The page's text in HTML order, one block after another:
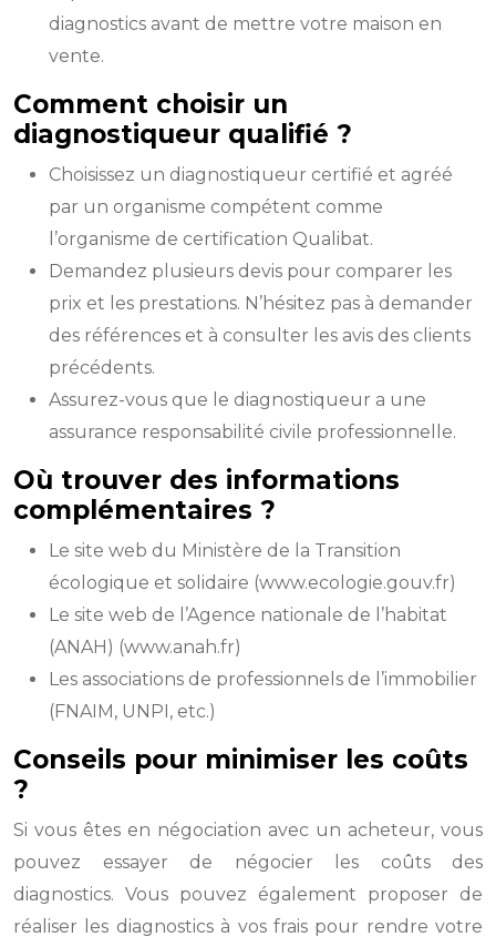
diagnostics avant de mettre votre maison en
vente.
Comment choisir un
diagnostiqueur qualifié ?
Choisissez un diagnostiqueur certifié et agréé
par un organisme compétent comme
l’organisme de certification Qualibat.
Demandez plusieurs devis pour comparer les
prix et les prestations. N’hésitez pas à demander
des références et à consulter les avis des clients
précédents.
Assurez-vous que le diagnostiqueur a une
assurance responsabilité civile professionnelle.
Où trouver des informations
complémentaires ?
Le site web du Ministère de la Transition
écologique et solidaire (www.ecologie.gouv.fr)
Le site web de l’Agence nationale de l’habitat
(ANAH) (www.anah.fr)
Les associations de professionnels de l’immobilier
(FNAIM, UNPI, etc.)
Conseils pour minimiser les coûts
?
Si vous êtes en négociation avec un acheteur, vous
pouvez essayer de négocier les coûts des
diagnostics. Vous pouvez également proposer de
réaliser les diagnostics à vos frais pour rendre votre